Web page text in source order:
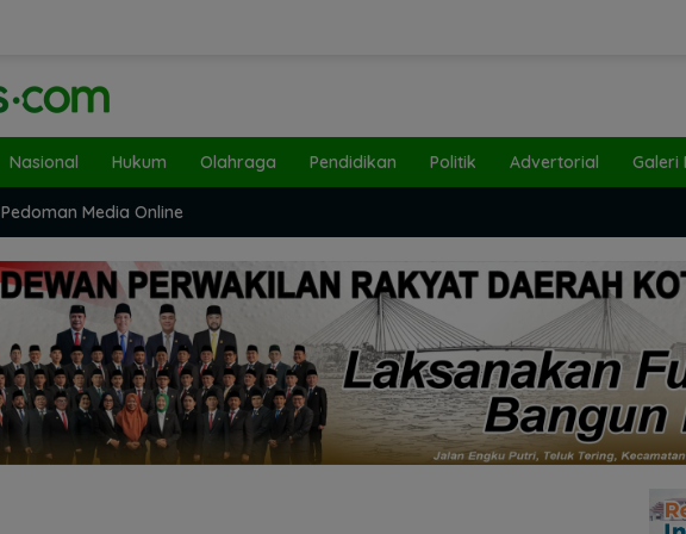
Nasional Hukum Olahraga Pendidikan Politik Advertorial Galeri
Pedoman Media Online